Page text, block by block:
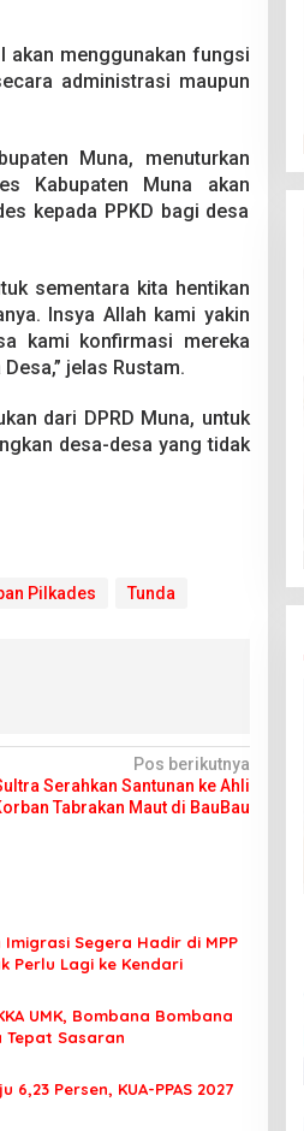
akan menggunakan fungsi
administrasi maupun
Muna, menuturkan
Kabupaten Muna akan
kepada PPKD bagi desa
sementara kita hentikan
Insya Allah kami yakin
kami konfirmasi mereka
jelas Rustam.
dari DPRD Muna, untuk
desa-desa yang tidak
Pilkades Tunda
Pos berikutnya
Serahkan Santunan ke Ahli
Tabrakan Maut di BauBau
Segera Hadir di MPP
Perlu Lagi ke Kendari
UMK, Bombana Bombana
Tepat Sasaran
6,23 Persen, KUA-PPAS 2027